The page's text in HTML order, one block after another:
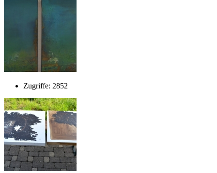
Zugriffe: 2852